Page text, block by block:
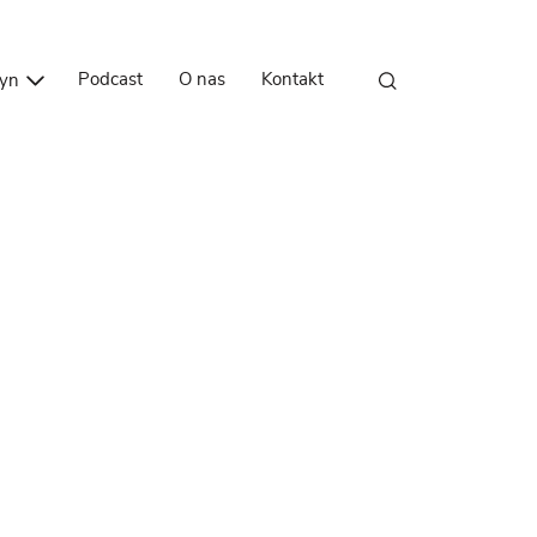
Podcast O nas Kontakt
Przejdź do treści